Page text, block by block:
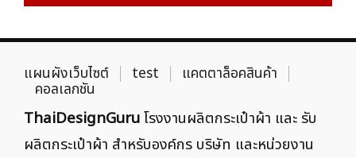
แผนผังเว็บไซต์ test แคตตาล็อคสินค้า
คอลเลกชัน
ThaiDesignGuruโรงงานผลิตกระเป๋าผ้า และ รับ
ผลิตกระเป๋าผ้า สำหรับองค์กร บริษัท และหน่วยงาน